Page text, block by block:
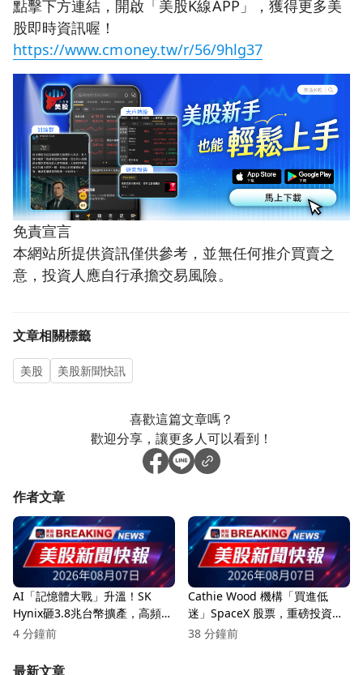
點擊下方連結，開啟「美股K線APP」，獲得更多美
股即時資訊喔！
https://www.cmoney.tw/r/56/9hlg37
免責宣言
本網站所提供資訊僅供參考，並無任何推介買賣之
意，投資人應自行承擔交易風險。
文章相關標籤
美股 美股新聞快訊
喜歡這篇文章嗎？
歡迎分享，讓更多人可以看到！
作者文章
AI「記憶體大戰」升溫！SK
Hynix砸3.8兆台幣擴產，高頻寬
記憶體恐缺到2028年
4 分鐘前
Cathie Wood 機構「買進低
迷」SpaceX 股票，重磅投資引
發市場關注！
38 分鐘前
最新文章